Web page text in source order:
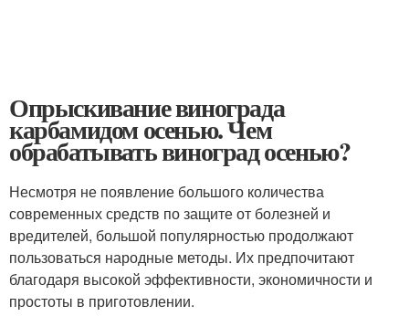
Опрыскивание винограда
карбамидом осенью. Чем
обрабатывать виноград осенью?
Несмотря не появление большого количества
современных средств по защите от болезней и
вредителей, большой популярностью продолжают
пользоваться народные методы. Их предпочитают
благодаря высокой эффективности, экономичности и
простоты в приготовлении.